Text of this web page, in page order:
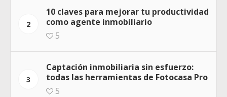
2
10 claves para mejorar tu productividad
como agente inmobiliario
5
3
Captación inmobiliaria sin esfuerzo:
todas las herramientas de Fotocasa Pro
5